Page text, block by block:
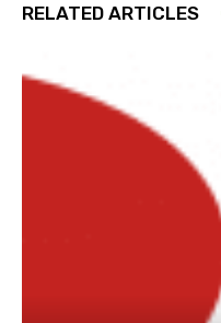
RELATED ARTICLES